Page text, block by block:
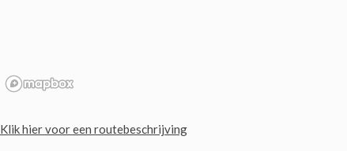
Klik hier voor een routebeschrijving